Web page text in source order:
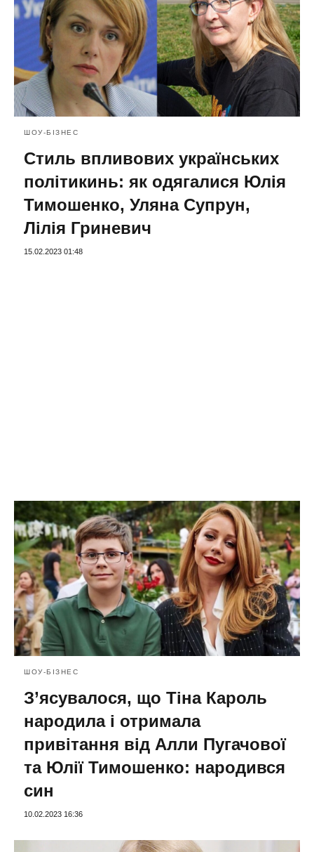
ШОУ-БІЗНЕС
Стиль впливових українських
політикинь: як одягалися Юлія
Тимошенко, Уляна Супрун,
Лілія Гриневич
15.02.2023 01:48
ШОУ-БІЗНЕС
З’ясувалося, що Тіна Кароль
народила і отримала
привітання від Алли Пугачової
та Юлії Тимошенко: народився
син
10.02.2023 16:36